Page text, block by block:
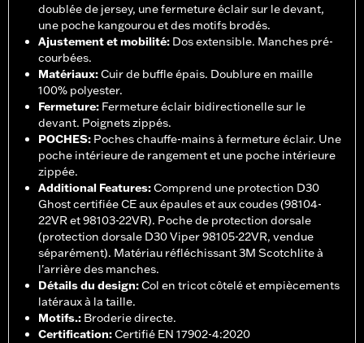
doublée de jersey, une fermeture éclair sur le devant,
une poche kangourou et des motifs brodés.
Ajustement et mobilité: Dos extensible. Manches pré-
courbées.
Matériaux:Cuir de buffle épais. Doublure en maille
100% polyester.
Fermeture: Fermeture éclair bidirectionelle sur le
devant. Poignets zippés.
POCHES: Poches chauffe-mains à fermeture éclair. Une
poche intérieure de rangement et une poche intérieure
zippée.
Additional Features:Comprend une protection D30
Ghost certifiée CE aux épaules et aux coudes (98104-
22VR et 98103-22VR). Poche de protection dorsale
(protection dorsale D30 Viper 98105-22VR, vendue
séparément). Matériau réfléchissant 3M Scotchlite à
l'arrière des manches.
Détails du design:Col en tricot côtelé et empiècements
latéraux à la taille.
Motifs.: Broderie directe.
Certification:Certifié EN 17902-4:2020